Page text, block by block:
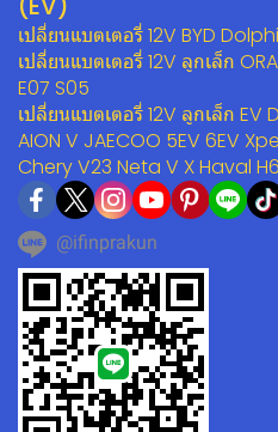
เปลี่ยนแบตเตอรี่ 12V BYD
เปลี่ยนแบตเตอรี่ 12V ลูกเล็ก
E07 S05
เปลี่ยนแบตเตอรี่ 12V ลูกเล็ก EV
AION V JAECOO 5EV 6EV
Chery V23 Neta V X Haval
@ifinprakun